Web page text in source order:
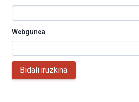
Webgunea
Bidali iruzkina